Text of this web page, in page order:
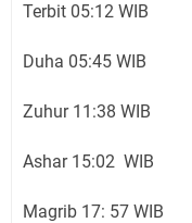
Terbit 05:12 WIB
Duha 05:45 WIB
Zuhur 11:38 WIB
Ashar 15:02 WIB
Magrib 17: 57 WIB